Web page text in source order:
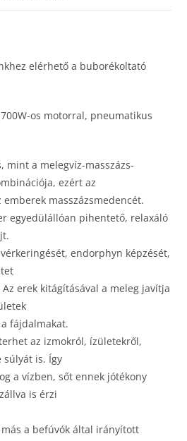
elérhető a buborékoltató
os motorral, pneumatikus
mint a melegvíz-masszázs-
ezért az
masszázsmedencét.
egyedülállóan pihentető, relaxáló
endorphyn képzését,
erek kitágításával a meleg javítja
fájdalmakat.
az izmokról, ízületekről,
súlyát is. Így
a vízben, sőt ennek jótékony
is érzi
más a befúvók által irányított